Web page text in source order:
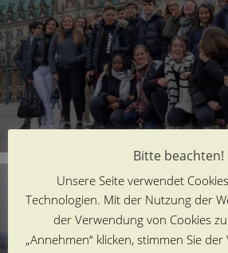
Bitte beachten!
Unsere Seite verwendet
Technologien. Mit der Nutzung der
der Verwendung von Cookies
„Annehmen“ klicken, stimmen Sie